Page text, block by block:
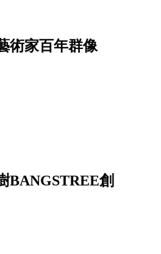
術家百年群像
BANGSTREE創